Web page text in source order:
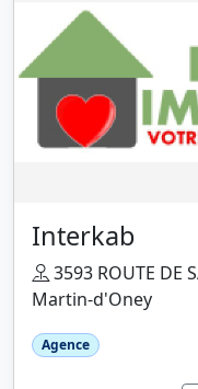
Interkab
3593 ROUTE DE
Martin-d'Oney
Agence